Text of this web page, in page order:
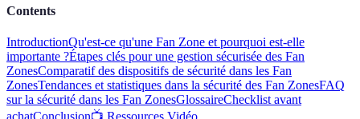
Contents
IntroductionQu'est-ce qu'une Fan Zone et pourquoi est-elle
importante ?Étapes clés pour une gestion sécurisée des Fan
ZonesComparatif des dispositifs de sécurité dans les Fan
ZonesTendances et statistiques dans la sécurité des Fan ZonesFAQ
sur la sécurité dans les Fan ZonesGlossaireChecklist avant